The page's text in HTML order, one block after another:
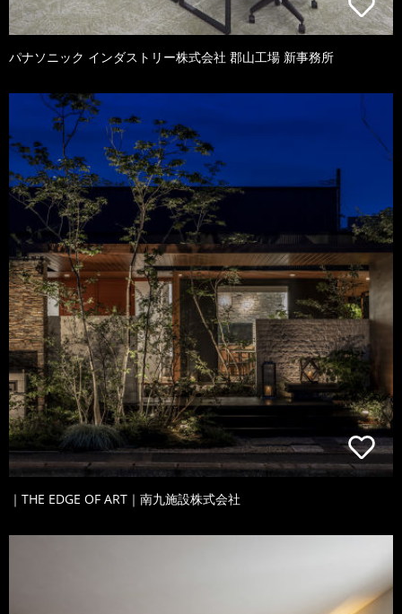
パナソニック インダストリー株式会社 郡山工場 新事務所
｜THE EDGE OF ART｜南九施設株式会社